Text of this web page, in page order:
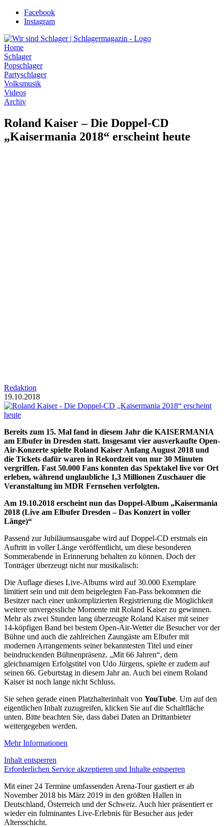
Zum
Inhalt
Facebook
Instagram
Home
Schlager
Popschlager
Partyschlager
Volksmusik
Videos
Archiv
Roland Kaiser – Die Doppel-CD
„Kaisermania 2018“ erscheint heute
Redaktion
19.10.2018
Bereits zum 15. Mal fand in diesem Jahr die KAISERMANIA
am Elbufer in Dresden statt. Insgesamt vier ausverkaufte Open-
Air-Konzerte spielte Roland Kaiser Anfang August 2018 und
die Tickets dafür waren in Rekordzeit von nur 30 Minuten
vergriffen. Fast 50.000 Fans konnten das Spektakel live vor Ort
erleben, während unglaubliche 1,3 Millionen Zuschauer die
Veranstaltung im MDR Fernsehen verfolgten.
Am 19.10.2018 erscheint nun das Doppel-Album „Kaisermania
2018 (Live am Elbufer Dresden – Das Konzert in voller
Länge)“
Passend zur Jubiläumsausgabe wird auf Doppel-CD erstmals ein
Auftritt in voller Länge veröffentlicht, um diese besonderen
Sommerabende in Erinnerung behalten zu können. Doch der
Tonträger überzeugt nicht nur musikalisch:
Die Auflage dieses Live-Albums wird auf 30.000 Exemplare
limitiert sein und mit dem beigelegten Fan-Pass bekommen die
Besitzer nach einer unkomplizierten Registrierung die Möglichkeit
weitere unvergessliche Momente mit Roland Kaiser zu gewinnen.
Mehr als zwei Stunden lang überzeugte Roland Kaiser mit seiner
14-köpfigen Band bei bestem Open-Air-Wetter die Besucher vor der
Bühne und auch die zahlreichen Zaungäste am Elbufer mit
modernen Arrangements seiner bekanntesten Titel und einer
beindruckenden Bühnenpräsenz. „Mit 66 Jahren“, dem
gleichnamigen Erfolgstitel von Udo Jürgens, spielte er zudem auf
seinen 66. Geburtstag in diesem Jahr an. Auch bei einem Roland
Kaiser ist noch lange nicht Schluss.
Sie sehen gerade einen Platzhalterinhalt von YouTube. Um auf den
eigentlichen Inhalt zuzugreifen, klicken Sie auf die Schaltfläche
unten. Bitte beachten Sie, dass dabei Daten an Drittanbieter
weitergegeben werden.
Mehr Informationen
Inhalt entsperren
Erforderlichen Service akzeptieren und Inhalte entsperren
Mit einer 24 Termine umfassenden Arena-Tour gastiert er ab
November 2018 bis März 2019 in den größten Hallen in
Deutschland, Österreich und der Schweiz. Auch hier präsentiert er
wieder ein fulminantes Live-Erlebnis für Besucher aus jeder
Altersschicht.